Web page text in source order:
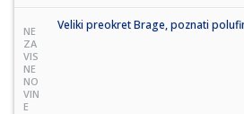
NE
ZA
VIS
NE
NO
VIN
E
Veliki preokret Brage, poznati